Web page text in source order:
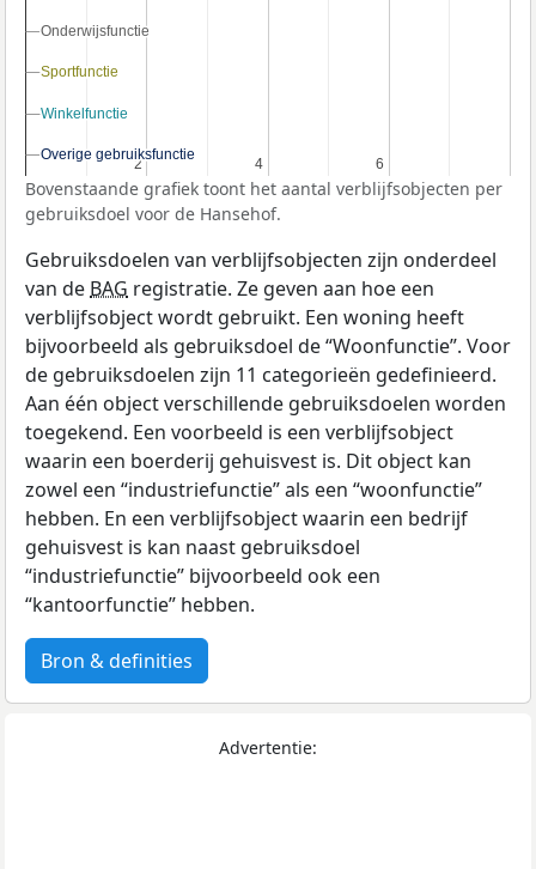
2
2 4
4 6
6
Onderwijsfunctie
Onderwijsfunctie
Sportfunctie
Sportfunctie
Winkelfunctie
Winkelfunctie
Overige gebruiksfunctie
Overige gebruiksfunctie
Bovenstaande grafiek toont het aantal verblijfsobjecten per
gebruiksdoel voor de Hansehof.
Gebruiksdoelen van verblijfsobjecten zijn onderdeel
van de BAG registratie. Ze geven aan hoe een
verblijfsobject wordt gebruikt. Een woning heeft
bijvoorbeeld als gebruiksdoel de “Woonfunctie”. Voor
de gebruiksdoelen zijn 11 categorieën gedefinieerd.
Aan één object verschillende gebruiksdoelen worden
toegekend. Een voorbeeld is een verblijfsobject
waarin een boerderij gehuisvest is. Dit object kan
zowel een “industriefunctie” als een “woonfunctie”
hebben. En een verblijfsobject waarin een bedrijf
gehuisvest is kan naast gebruiksdoel
“industriefunctie” bijvoorbeeld ook een
“kantoorfunctie” hebben.
Bron & definities
Advertentie: